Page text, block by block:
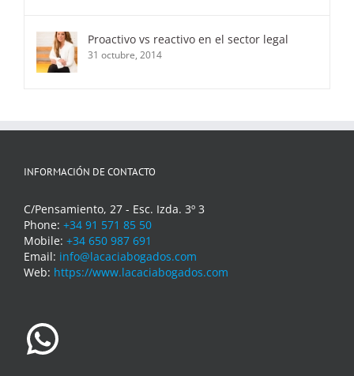
Proactivo vs reactivo en el sector legal
31 octubre, 2014
INFORMACIÓN DE CONTACTO
C/Pensamiento, 27 - Esc. Izda. 3º 3
Phone: +34 91 571 85 50
Mobile: +34 650 987 691
Email: info@lacaciabogados.com
Web: https://www.lacaciabogados.com